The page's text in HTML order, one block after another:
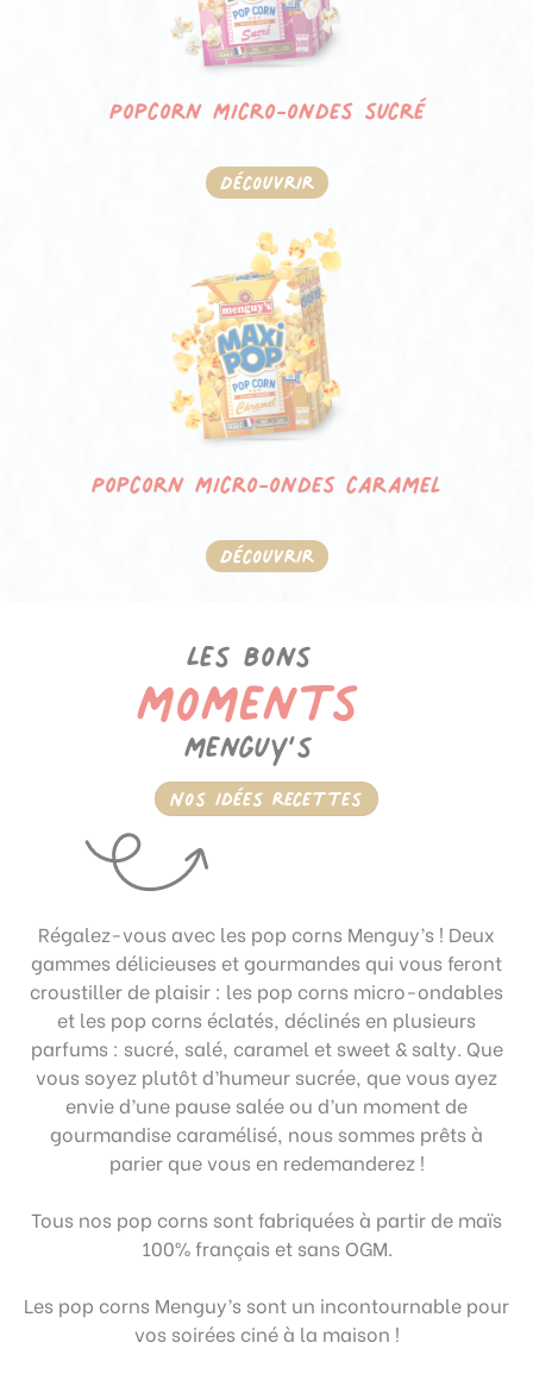
Popcorn micro-ondes sucré
Découvrir
Popcorn micro-ondes caramel
Découvrir
Les bons
moments
menguy’s
Nos idées recettes
Régalez-vous avec les pop corns Menguy’s ! Deux
gammes délicieuses et gourmandes qui vous feront
croustiller de plaisir : les pop corns micro-ondables
et les pop corns éclatés, déclinés en plusieurs
parfums : sucré, salé, caramel et sweet & salty. Que
vous soyez plutôt d’humeur sucrée, que vous ayez
envie d’une pause salée ou d’un moment de
gourmandise caramélisé, nous sommes prêts à
parier que vous en redemanderez !
Tous nos pop corns sont fabriquées à partir de maïs
100% français et sans OGM.
Les pop corns Menguy’s sont un incontournable pour
vos soirées ciné à la maison !